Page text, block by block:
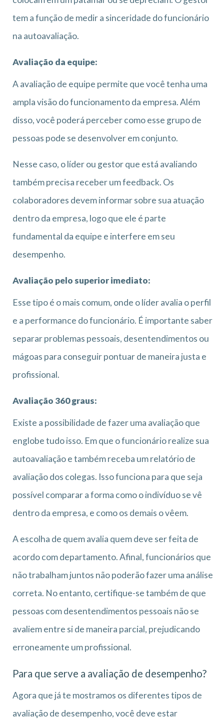
tem a função de medir a sinceridade do funcionário
na autoavaliação.
Avaliação da equipe:
A avaliação de equipe permite que você tenha uma
ampla visão do funcionamento da empresa. Além
disso, você poderá perceber como esse grupo de
pessoas pode se desenvolver em conjunto.
Nesse caso, o líder ou gestor que está avaliando
também precisa receber um feedback. Os
colaboradores devem informar sobre sua atuação
dentro da empresa, logo que ele é parte
fundamental da equipe e interfere em seu
desempenho.
Avaliação pelo superior imediato:
Esse tipo é o mais comum, onde o líder avalia o perfil
e a performance do funcionário. É importante saber
separar problemas pessoais, desentendimentos ou
mágoas para conseguir pontuar de maneira justa e
profissional.
Avaliação 360 graus:
Existe a possibilidade de fazer uma avaliação que
englobe tudo isso. Em que o funcionário realize sua
autoavaliação e também receba um relatório de
avaliação dos colegas. Isso funciona para que seja
possível comparar a forma como o indivíduo se vê
dentro da empresa, e como os demais o vêem.
A escolha de quem avalia quem deve ser feita de
acordo com departamento. Afinal, funcionários que
não trabalham juntos não poderão fazer uma análise
correta. No entanto, certifique-se também de que
pessoas com desentendimentos pessoais não se
avaliem entre si de maneira parcial, prejudicando
erroneamente um profissional.
Para que serve a avaliação de desempenho?
Agora que já te mostramos os diferentes tipos de
avaliação de desempenho, você deve estar